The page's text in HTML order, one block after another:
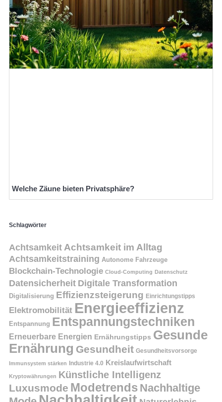
Welche Zäune bieten Privatsphäre?
Schlagwörter
Achtsamkeit Achtsamkeit im Alltag
Achtsamkeitstraining Autonome Fahrzeuge
Blockchain-Technologie Cloud-Computing Datenschutz
Datensicherheit Digitale Transformation
Digitalisierung Effizienzsteigerung Einrichtungstipps
Elektromobilität Energieeffizienz
Entspannung Entspannungstechniken
Erneuerbare Energien Ernährungstipps Gesunde
Ernährung Gesundheit Gesundheitsvorsorge
Immunsystem stärken Industrie 4.0 Kreislaufwirtschaft
Kryptowährungen Künstliche Intelligenz
Luxusmode Modetrends Nachhaltige